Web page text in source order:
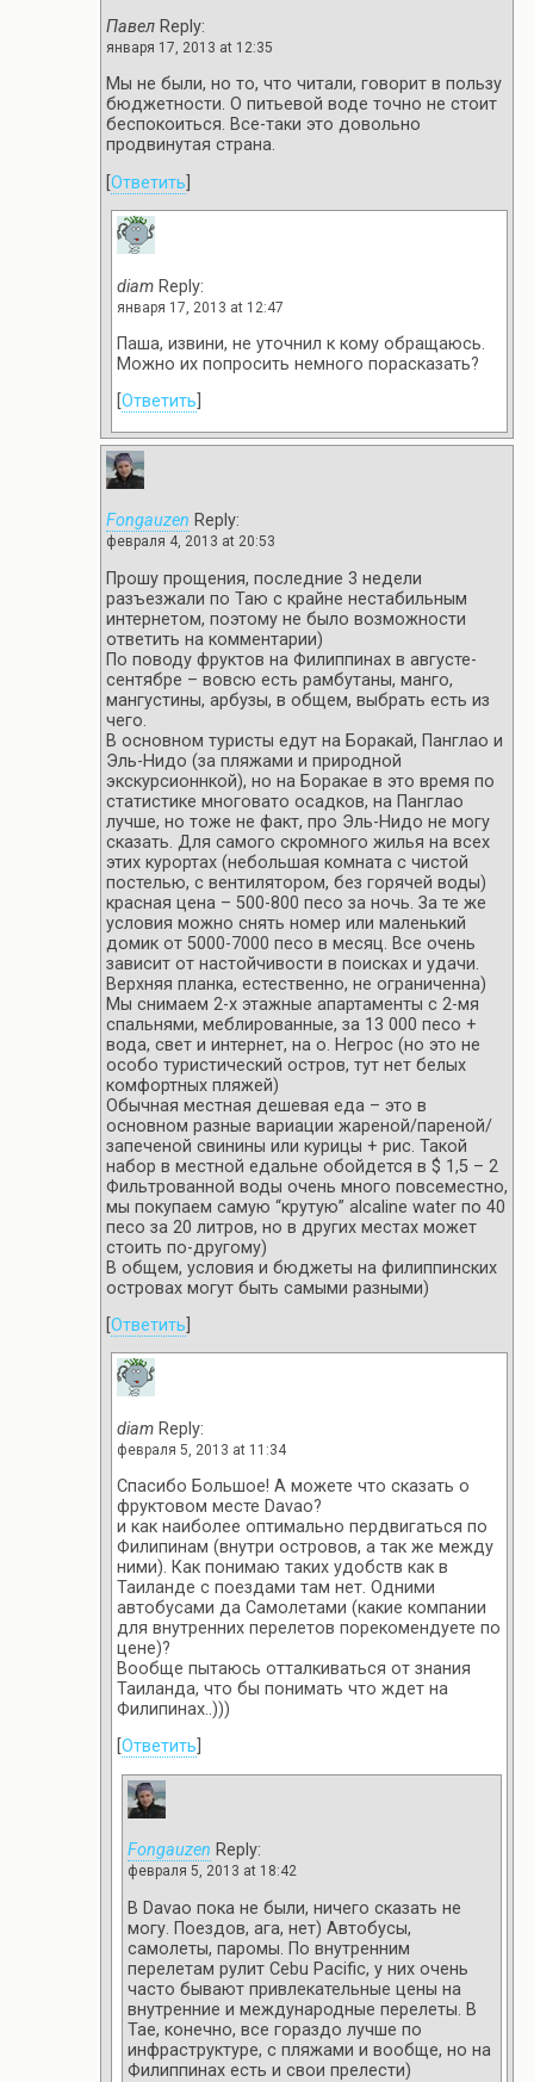
Павел Reply:
января 17, 2013 at 12:35
Мы не были, но то, что читали, говорит в пользу
бюджетности. О питьевой воде точно не стоит
беспокоиться. Все-таки это довольно
продвинутая страна.
Ответить
diam Reply:
января 17, 2013 at 12:47
Паша, извини, не уточнил к кому обращаюсь.
Можно их попросить немного порасказать?
Ответить
Fongauzen Reply:
февраля 4, 2013 at 20:53
Прошу прощения, последние 3 недели
разъезжали по Таю с крайне нестабильным
интернетом, поэтому не было возможности
ответить на комментарии)
По поводу фруктов на Филиппинах в августе-
сентябре – вовсю есть рамбутаны, манго,
мангустины, арбузы, в общем, выбрать есть из
чего.
В основном туристы едут на Боракай, Панглао и
Эль-Нидо (за пляжами и природной
экскурсионнкой), но на Боракае в это время по
статистике многовато осадков, на Панглао
лучше, но тоже не факт, про Эль-Нидо не могу
сказать. Для самого скромного жилья на всех
этих курортах (небольшая комната с чистой
постелью, с вентилятором, без горячей воды)
красная цена – 500-800 песо за ночь. За те же
условия можно снять номер или маленький
домик от 5000-7000 песо в месяц. Все очень
зависит от настойчивости в поисках и удачи.
Верхняя планка, естественно, не ограниченна)
Мы снимаем 2-х этажные апартаменты с 2-мя
спальнями, меблированные, за 13 000 песо +
вода, свет и интернет, на о. Негрос (но это не
особо туристический остров, тут нет белых
комфортных пляжей)
Обычная местная дешевая еда – это в
основном разные вариации жареной/пареной/
запеченой свинины или курицы + рис. Такой
набор в местной едальне обойдется в $ 1,5 – 2
Фильтрованной воды очень много повсеместно,
мы покупаем самую “крутую” alcaline water по 40
песо за 20 литров, но в других местах может
стоить по-другому)
В общем, условия и бюджеты на филиппинских
островах могут быть самыми разными)
Ответить
diam Reply:
февраля 5, 2013 at 11:34
Спасибо Большое! А можете что сказать о
фруктовом месте Davao?
и как наиболее оптимально пердвигаться по
Филипинам (внутри островов, а так же между
ними). Как понимаю таких удобств как в
Таиланде с поездами там нет. Одними
автобусами да Самолетами (какие компании
для внутренних перелетов порекомендуете по
цене)?
Вообще пытаюсь отталкиваться от знания
Таиланда, что бы понимать что ждет на
Филипинах..)))
Ответить
Fongauzen Reply:
февраля 5, 2013 at 18:42
В Davao пока не были, ничего сказать не
могу. Поездов, ага, нет) Автобусы,
самолеты, паромы. По внутренним
перелетам рулит Cebu Pacific, у них очень
часто бывают привлекательные цены на
внутренние и международные перелеты. В
Тае, конечно, все гораздо лучше по
инфраструктуре, с пляжами и вообще, но на
Филиппинах есть и свои прелести)